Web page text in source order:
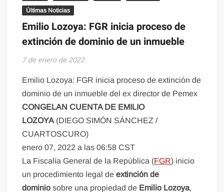
Últimas Noticias
Emilio Lozoya: FGR inicia proceso de
extinción de dominio de un inmueble
7 de enero de 2022
Emilio Lozoya: FGR inicia proceso de extinción de
dominio de un inmueble del ex director de Pemex
CONGELAN CUENTA DE EMILIO
LOZOYA (DIEGO SIMÓN SÁNCHEZ /
CUARTOSCURO)
enero 07, 2022 a las 06:58 CST
La Fiscalía General de la República (FGR) inicio
un procedimiento legal deextinción de
dominio sobre una propiedad de Emilio Lozoya,